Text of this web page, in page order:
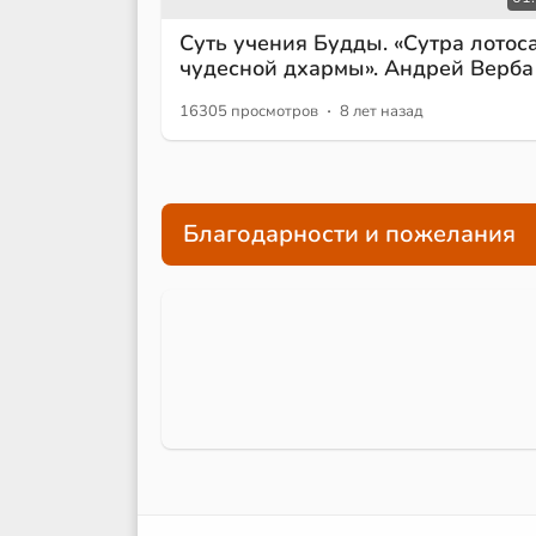
Суть учения Будды. «Сутра
чудесной дхармы». Андрей Верба
16305 просмотров · 8 лет назад
Благодарности и пожелания